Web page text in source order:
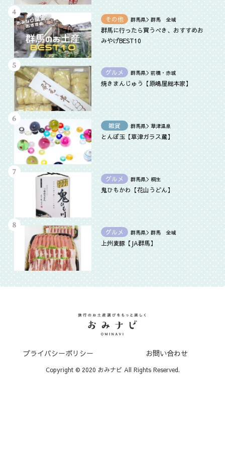
その他 群馬県＞群馬 全域
群馬に行ったら買うべき、おすすめお
みやげBEST10
グルメ 群馬県＞前橋・赤城
焼きまんじゅう【原嶋屋総本家】
雑貨 群馬県＞草津温泉
とんぼ玉【草津ガラス蔵】
グルメ 群馬県＞桐生
鬼ひもかわ【花山うどん】
グルメ 群馬県＞群馬 全域
上州麦豚【JA群馬】
プライバシーポリシー お問い合わせ
Copyright © 2020 おみナビ All Rights Reserved.